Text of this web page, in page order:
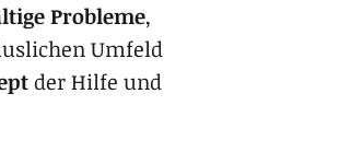
Pro­bleme,
Umfeld
der Hilfe und